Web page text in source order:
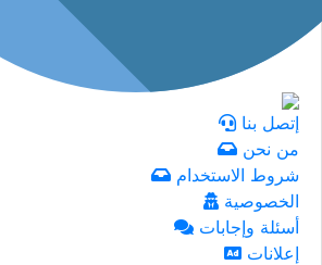
إتصل بنا
من نحن
شروط الاستخدام
الخصوصية
أسئلة وإجابات
إعلانات